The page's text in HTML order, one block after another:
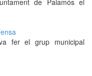
de Palamós el
fer el grup municipal